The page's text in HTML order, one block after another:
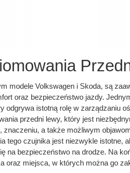
modele Volkswagen i Skoda, są
oraz bezpieczeństwo jazdy.
odgrywa istotną rolę w zarządzaniu
przedni lewy, który jest
znaczeniu, a także możliwym
tego czujnika jest niezwykle istotne,
na bezpieczeństwo na drodze. Na
oraz miejsca, w których można go